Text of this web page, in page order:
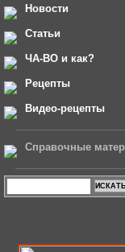
Новости
Статьи
ЧА-ВО и как?
Рецепты
Видео-рецепты
Справочные